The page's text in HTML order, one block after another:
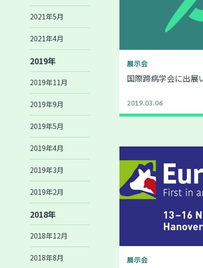
展示会
国際蹄病学会に出展
2019.03.06
展示会
2021年5月
2021年4月
2019年
2019年11月
2019年9月
2019年5月
2019年4月
2019年3月
2019年2月
2018年
2018年12月
2018年8月